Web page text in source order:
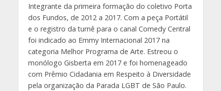
Integrante da primeira formação do coletivo Porta
dos Fundos, de 2012 a 2017. Com a peça Portátil
e o registro da turnê para o canal Comedy Central
foi indicado ao Emmy Internacional 2017 na
categoria Melhor Programa de Arte. Estreou o
monólogo Gisberta em 2017 e foi homenageado
com Prêmio Cidadania em Respeito à Diversidade
pela organização da Parada LGBT de São Paulo.